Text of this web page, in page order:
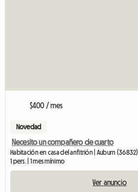
$400 / mes
Novedad
Necesito un compañero de cuarto
Habitación en casa del anfitrión | Auburn (36832)
1 pers. | 1 mes mínimo
Ver anuncio